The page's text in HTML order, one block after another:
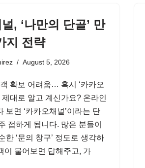
, ‘나만의 단골’ 만
지 전략
August 5, 2026
확보 어려움… 혹시 ‘카카오
제대로 알고 계신가요? 온라인
보면 ‘카카오채널’이라는 단
접하게 됩니다. 많은 분들이
한 ‘문의 창구’ 정도로 생각하
이 물어보면 답해주고, 가